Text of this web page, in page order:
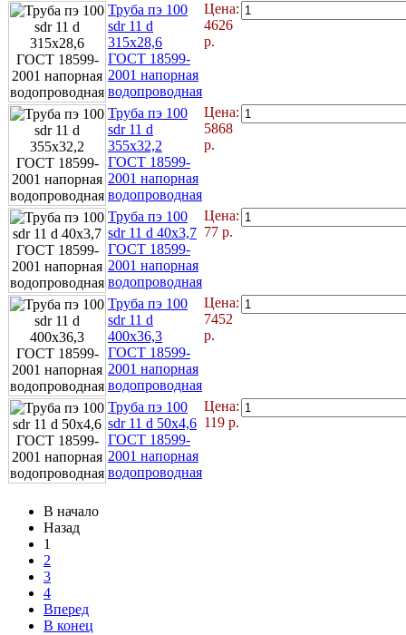
Труба пэ 100
sdr 11 d
315x28,6
ГОСТ 18599-
2001 напорная
водопроводная
Цена:
4626
р.
Труба пэ 100
sdr 11 d
355x32,2
ГОСТ 18599-
2001 напорная
водопроводная
Цена:
5868
р.
Труба пэ 100
sdr 11 d 40x3,7
ГОСТ 18599-
2001 напорная
водопроводная
Цена:
77 р.
Труба пэ 100
sdr 11 d
400x36,3
ГОСТ 18599-
2001 напорная
водопроводная
Цена:
7452
р.
Труба пэ 100
sdr 11 d 50x4,6
ГОСТ 18599-
2001 напорная
водопроводная
Цена:
119 р.
В начало
Назад
1
2
3
4
Вперед
В конец